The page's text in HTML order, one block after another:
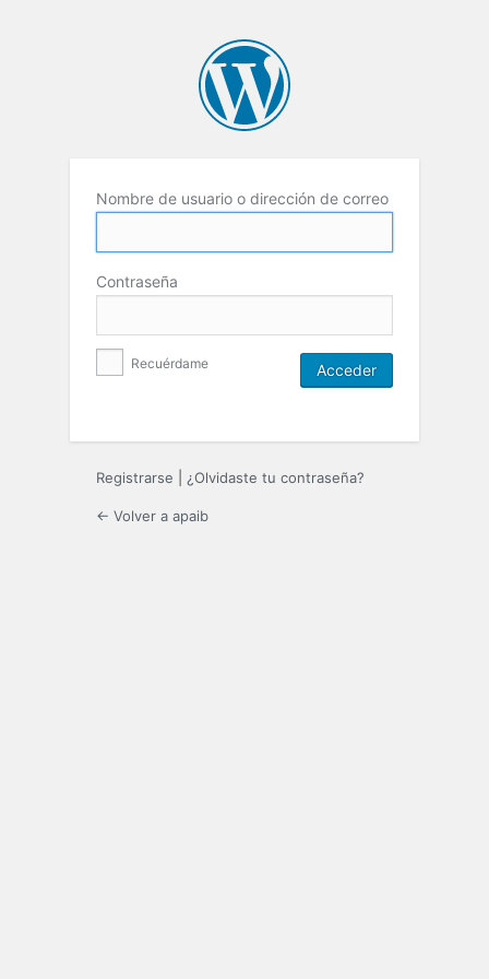
Nombre de usuario o dirección de correo
Contraseña
Recuérdame
Registrarse ¿Olvidaste tu contraseña?
← Volver a apaib